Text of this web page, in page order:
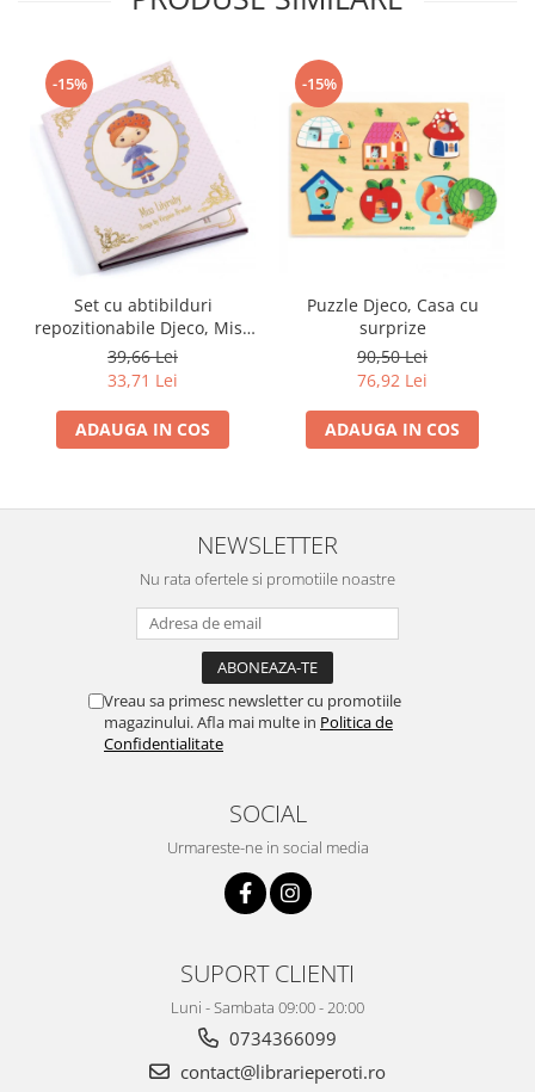
-15%
Set cu abtibilduri
repozitionabile Djeco, Miss
Lilyruby
39,66 Lei
33,71 Lei
ADAUGA IN COS
-15%
Puzzle Djeco, Casa cu
surprize
90,50 Lei
76,92 Lei
ADAUGA IN COS
NEWSLETTER
Nu rata ofertele si promotiile noastre
Vreau sa primesc newsletter cu promotiile
magazinului. Afla mai multe in Politica de
Confidentialitate
SOCIAL
Urmareste-ne in social media
SUPORT CLIENTI
Luni - Sambata 09:00 - 20:00
0734366099
contact@librarieperoti.ro